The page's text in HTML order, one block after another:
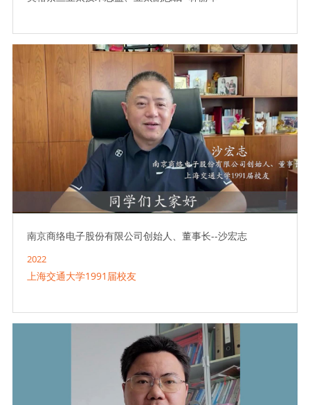
南京商络电子股份有限公司创始人、董事长--沙宏志
2022
上海交通大学1991届校友